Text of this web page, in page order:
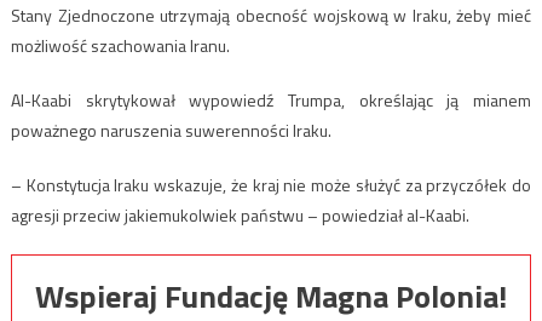
Stany Zjednoczone utrzymają obecność wojskową w Iraku, żeby mieć
możliwość szachowania Iranu.
Al-Kaabi skrytykował wypowiedź Trumpa, określając ją mianem
poważnego naruszenia suwerenności Iraku.
– Konstytucja Iraku wskazuje, że kraj nie może służyć za przyczółek do
agresji przeciw jakiemukolwiek państwu – powiedział al-Kaabi.
Wspieraj Fundację Magna Polonia!